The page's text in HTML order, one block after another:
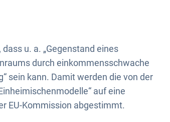
u. a. „Gegenstand eines
durch einkommensschwache
sein kann. Damit werden die von der
auf eine
EU-Kommission abgestimmt.